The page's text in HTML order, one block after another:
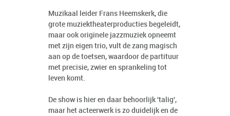
Muzikaal leider Frans Heemskerk, die
grote muziektheaterproducties begeleidt,
maar ook originele jazzmuziek opneemt
met zijn eigen trio, vult de zang magisch
aan op de toetsen, waardoor de partituur
met precisie, zwier en sprankeling tot
leven komt.
De show is hier en daar behoorlijk 'talig',
maar het acteerwerk is zo duidelijk en de